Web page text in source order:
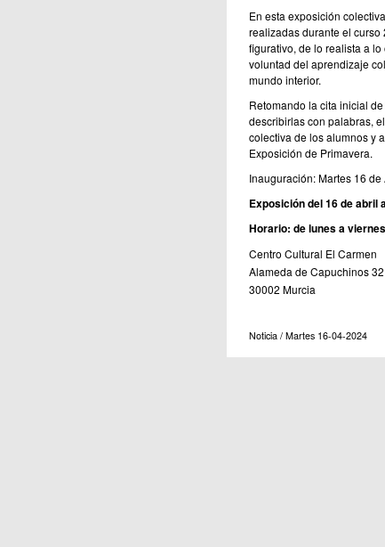
En esta exposición
realizadas durante el curso
figurativo, de lo realista a
voluntad del aprendizaje
mundo interior.
Retomando la cita inicial
describirlas con palabras,
colectiva de los alumnos y
Exposición de Primavera.
Inauguración: Martes 16 de
Exposición del 16 de abril
Horario: de lunes a
Centro Cultural El Carmen
Alameda de Capuchinos 32
30002 Murcia
Noticia / Martes 16-04-2024